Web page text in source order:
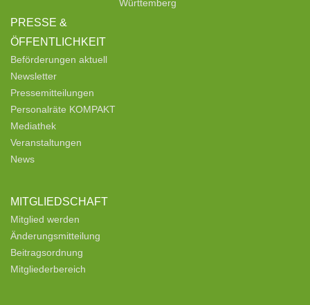
PRESSE &
ÖFFENTLICHKEIT
Beförderungen aktuell
Newsletter
Pressemitteilungen
Personalräte KOMPAKT
Mediathek
Veranstaltungen
News
MITGLIEDSCHAFT
Mitglied werden
Änderungsmitteilung
Beitragsordnung
Mitgliederbereich
Württemberg